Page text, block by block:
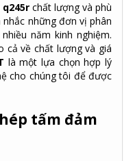
chất lượng và phù
những đơn vị phân
năm kinh nghiệm.
cả về chất lượng và giá
là một lựa chọn hợp lý
cho chúng tôi để được
tấm đảm